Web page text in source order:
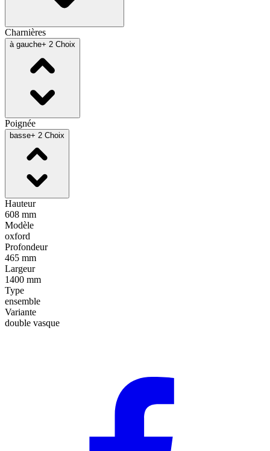
Charnières
à gauche+ 2 Choix
Poignée
basse+ 2 Choix
Hauteur
608 mm
Modèle
oxford
Profondeur
465 mm
Largeur
1400 mm
Type
ensemble
Variante
double vasque